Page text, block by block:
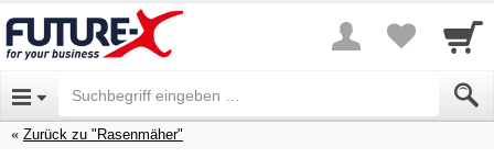
Zurück zu "Rasenmäher"